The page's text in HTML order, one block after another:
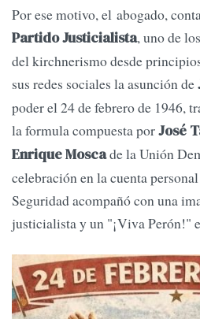
Por ese motivo, el abogado,
Partido Justicialista, uno de
del kirchnerismo desde
sus redes sociales la asunción de
poder el 24 de febrero de 1946,
la formula compuesta porJosé
Enrique Moscade la Unión
celebración en la cuenta
Seguridad acompañó con una
justicialista y un "¡Viva Perón!"